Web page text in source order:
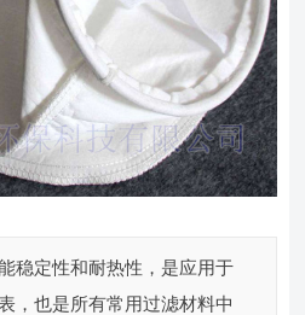
稳定性和耐热性，是应用于
，也是所有常用过滤材料中